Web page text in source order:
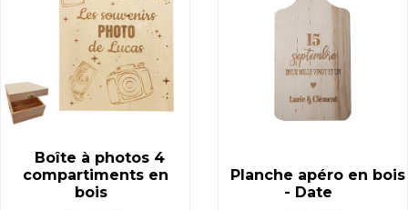
Boîte à photos 4
compartiments en
bois
Planche apéro en bois
- Date